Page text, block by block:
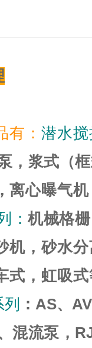
有： 潜水
，浆式（
离心曝气
：机械格
机，砂水
式，虹吸
：AS、
混流泵，